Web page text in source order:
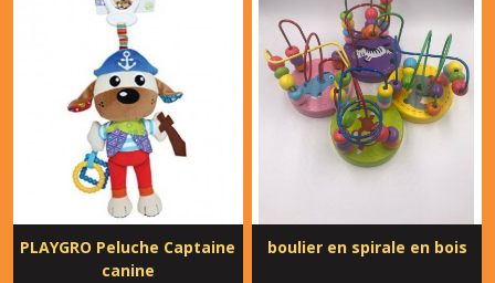
PLAYGRO Peluche Captaine
canine
boulier en spirale en bois